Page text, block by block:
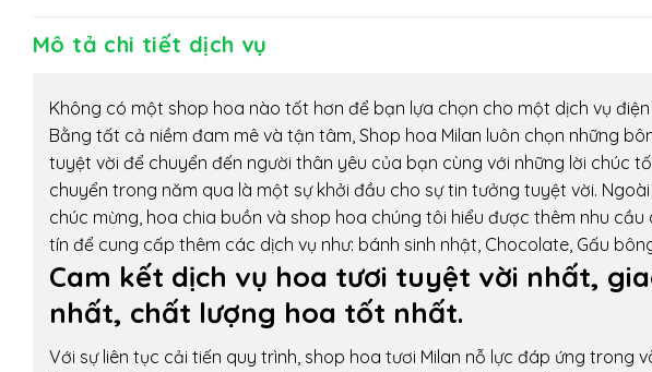
Mô tả chi tiết dịch vụ
Không có một shop hoa nào tốt hơn để bạn lựa chọn cho một dịch vụ
Bằng tất cả niềm đam mê và tận tâm, Shop hoa Milan luôn chọn những
tuyệt vời để chuyển đến người thân yêu của bạn cùng với những lời chúc
chuyển trong năm qua là một sự khởi đầu cho sự tin tưởng tuyệt vời.
chúc mừng, hoa chia buồn và shop hoa chúng tôi hiểu được thêm nhu
tín để cung cấp thêm các dịch vụ như: bánh sinh nhật, Chocolate, Gấu
Cam kết dịch vụ hoa tươi tuyệt vời nhất,
nhất, chất lượng hoa tốt nhất.
Với sự liên tục cải tiến quy trình, shop hoa tươi Milan nỗ lực đáp ứng trong